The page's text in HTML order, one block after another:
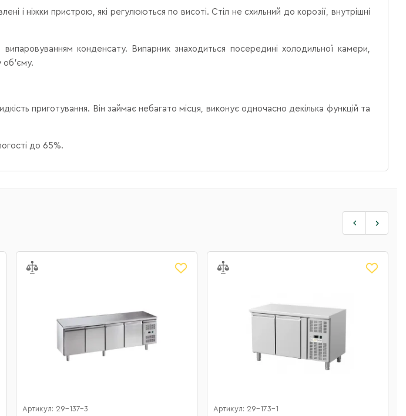
і ніжки пристрою, які регулюються по висоті. Стіл не схильний до корозії, внутрішні
конденсату. Випарник знаходиться посередині холодильної камери,
об'єму.
приготування. Він займає небагато місця, виконує одночасно декілька функцій та
до 65%.
Артикул: 29-137-3 Артикул: 29-173-1